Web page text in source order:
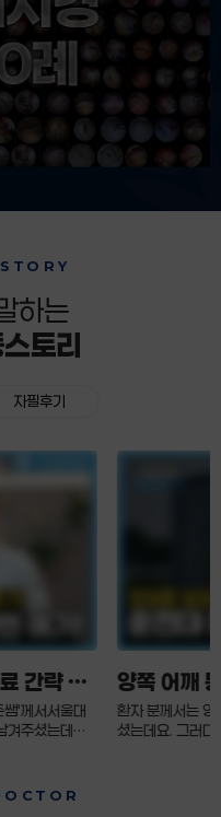
하는
토리
자필후기
간략 후
'께서서울대
주셨는데요.
말씀의 후기 남
양쪽 어깨
환자 분께서는
셨는데요. 그러다